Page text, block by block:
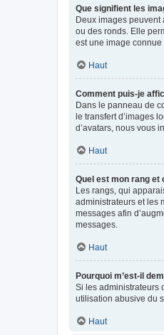
Que signifient les
Deux images peuvent
ou des ronds. Elle
est une image
Haut
Comment puis-je
Dans le panneau de
le transfert d’images
d’avatars, nous vous
Haut
Quel est mon rang et
Les rangs, qui
administrateurs et les
messages afin
messages.
Haut
Pourquoi m’est-il
Si les administrateurs
utilisation abusive du
Haut